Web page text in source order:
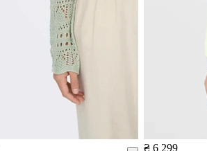
₴ 6 299